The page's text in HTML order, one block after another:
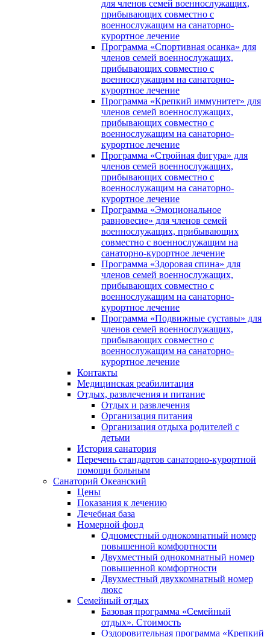
для членов семей военнослужащих,
прибывающих совместно с
военнослужащим на санаторно-
курортное лечение
Программа «Спортивная осанка» для
членов семей военнослужащих,
прибывающих совместно с
военнослужащим на санаторно-
курортное лечение
Программа «Крепкий иммунитет» для
членов семей военнослужащих,
прибывающих совместно с
военнослужащим на санаторно-
курортное лечение
Программа «Стройная фигура» для
членов семей военнослужащих,
прибывающих совместно с
военнослужащим на санаторно-
курортное лечение
Программа «Эмоциональное
равновесие» для членов семей
военнослужащих, прибывающих
совместно с военнослужащим на
санаторно-курортное лечение
Программа «Здоровая спина» для
членов семей военнослужащих,
прибывающих совместно с
военнослужащим на санаторно-
курортное лечение
Программа «Подвижные суставы» для
членов семей военнослужащих,
прибывающих совместно с
военнослужащим на санаторно-
курортное лечение
Контакты
Медицинская реабилитация
Отдых, развлечения и питание
Отдых и развлечения
Организация питания
Организация отдыха родителей с
детьми
История санатория
Перечень стандартов санаторно-курортной
помощи больным
Санаторий Океанский
Цены
Показания к лечению
Лечебная база
Номерной фонд
Одноместный однокомнатный номер
повышенной комфортности
Двухместный однокомнатный номер
повышенной комфортности
Двухместный двухкомнатный номер
люкс
Семейный отдых
Базовая программа «Семейный
отдых». Стоимость
Оздоровительная программа «Крепкий